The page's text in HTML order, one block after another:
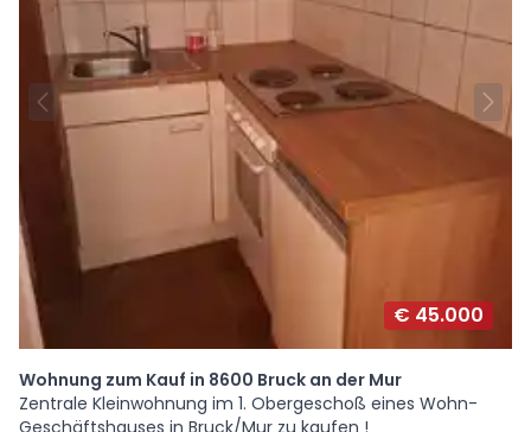
€ 45.000
Wohnung zum Kauf in 8600 Bruck an der Mur
Zentrale Kleinwohnung im 1. Obergeschoß eines Wohn-
Geschäftshauses in Bruck/Mur zu kaufen !